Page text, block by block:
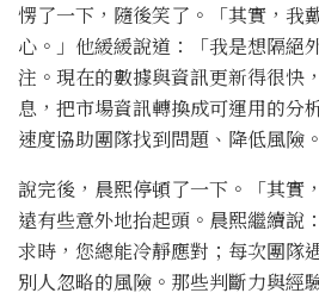
愣了一下，隨後笑了。「其實，我
心。」他緩緩說道：「我是想隔絕
注。現在的數據與資訊更新得很快
息，把市場資訊轉換成可運用的分
速度協助團隊找到問題、降低風險。
說完後，晨熙停頓了一下。「其實
遠有些意外地抬起頭。晨熙繼續說
求時，您總能冷靜應對；每次團隊
別人忽略的風險。那些判斷力與經